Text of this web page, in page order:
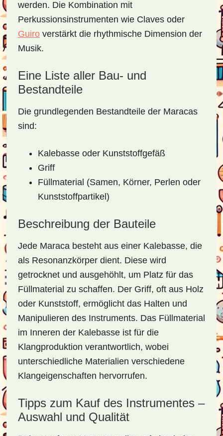
werden. Die Kombination mit
Perkussionsinstrumenten wie Claves oder
Guiroverstärkt die rhythmische Dimension der
Musik.
Eine Liste aller Bau- und
Bestandteile
Die grundlegenden Bestandteile der Maracas
sind:
Kalebasse oder Kunststoffgefäß
Griff
Füllmaterial (Samen, Körner, Perlen oder
Kunststoffpartikel)
Beschreibung der Bauteile
Jede Maraca besteht aus einer Kalebasse, die
als Resonanzkörper dient. Diese wird
getrocknet und ausgehöhlt, um Platz für das
Füllmaterial zu schaffen. Der Griff, oft aus Holz
oder Kunststoff, ermöglicht das Halten und
Manipulieren des Instruments. Das Füllmaterial
im Inneren der Kalebasse ist für die
Klangproduktion verantwortlich, wobei
unterschiedliche Materialien verschiedene
Klangeigenschaften hervorrufen.
Tipps zum Kauf des Instrumentes –
Auswahl und Qualität